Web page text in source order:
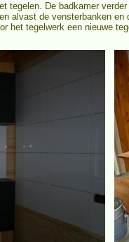
tegelen. De badkamer
alvast de vensterbanken
het tegelwerk een nieuwe